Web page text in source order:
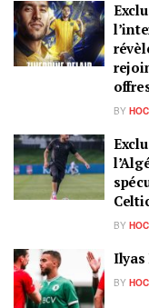
BY
BY
Ilyas
BY